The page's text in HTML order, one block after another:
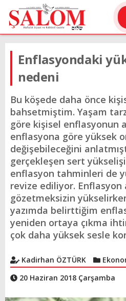
Enflasyondaki
nedeni
Bu köşede daha önce
bahsetmiştim. Yaşam
göre kişisel enflasyonun
enflasyona göre yüksek
değişebileceğini
gerçekleşen sert
enflasyon tahminleri de
revize ediliyor. Enflasyon
gözetmeksizin
yazımda belirttiğim
yeniden ortaya çıkma
çok daha yüksek sesle
Kadirhan ÖZTÜRK
20 Haziran 2018 Çarşamba